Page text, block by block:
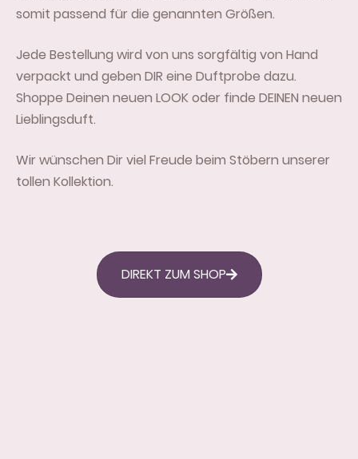
somit passend für die genannten Größen.
Jede Bestellung wird von uns sorgfältig von Hand
verpackt und geben DIR eine Duftprobe dazu.
Shoppe Deinen neuen LOOK oder finde DEINEN neuen
Lieblingsduft.
Wir wünschen Dir viel Freude beim Stöbern unserer
tollen Kollektion.
DIREKT ZUM SHOP